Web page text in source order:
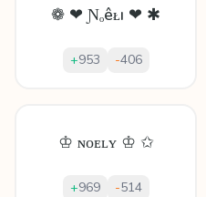
❁ ❤ Ɲₒêᴌı ❤ ✱
+953 -406
♔ ɴᴏᴇʟʏ ♔ ✩
+969 -514